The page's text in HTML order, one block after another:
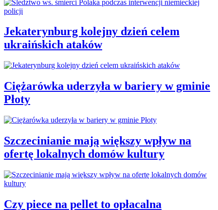
Jekaterynburg kolejny dzień celem
ukraińskich ataków
Ciężarówka uderzyła w bariery w gminie
Płoty
Szczecinianie mają większy wpływ na
ofertę lokalnych domów kultury
Czy piece na pellet to opłacalna